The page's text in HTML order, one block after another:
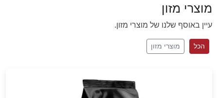
מוצרי מזון
עיין באוסף שלנו של מוצרי מזון.
הכל מוצרי מזון